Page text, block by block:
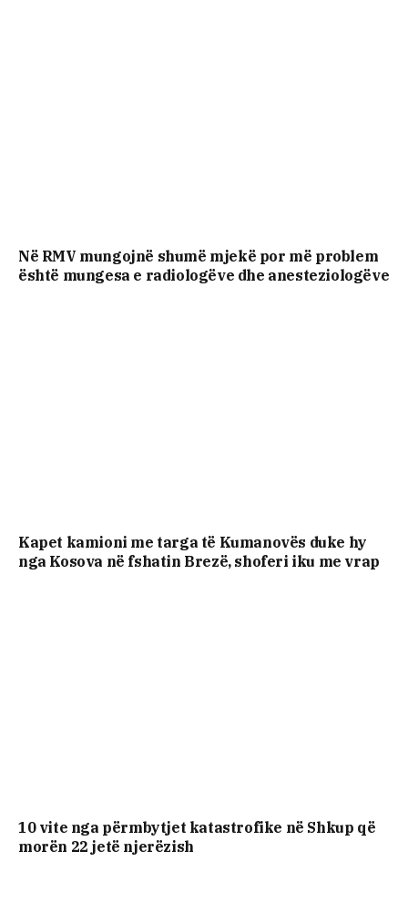
Në RMV mungojnë shumë mjekë por më problem
është mungesa e radiologëve dhe anesteziologëve
Kapet kamioni me targa të Kumanovës duke hy
nga Kosova në fshatin Brezë, shoferi iku me vrap
10 vite nga përmbytjet katastrofike në Shkup që
morën 22 jetë njerëzish